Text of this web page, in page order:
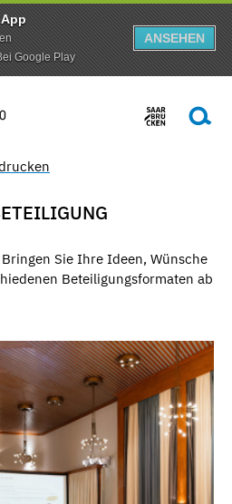
Google Play
ANSEHEN
Sie Ihre Ideen, Wünsche
Beteiligungsformaten ab